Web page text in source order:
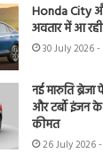
Honda City
अवतार में आ
30 July 2026
नई मारुति
और टर्बो इंजन
कीमत
26 July 2026